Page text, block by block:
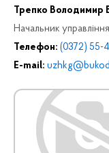
Трепко Володимир
Начальник
Телефон: (0372) 55-
E-mail: